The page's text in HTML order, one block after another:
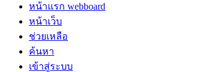
หน้าแรก webboard
หน้าเว็บ
ช่วยเหลือ
ค้นหา
เข้าสู่ระบบ